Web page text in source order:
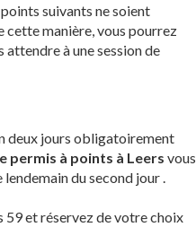
suivants ne soient
cette manière, vous pourrez
à une session de
deux jours obligatoirement
permis à points à Leers vous
du second jour .
59 et réservez de votre choix